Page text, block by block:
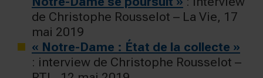
de Christophe Rousselot – La Vie, 17
mai 2019
« Notre-Dame : État de la collecte »
: interview de Christophe Rousselot –